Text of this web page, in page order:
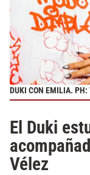
DUKI CON EMILIA.
El Duki
Vélez